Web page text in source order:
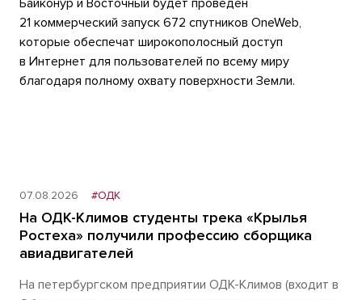
21 коммерческий запуск 672 спутников OneWeb,
которые обеспечат широкополосный доступ
в Интернет для пользователей по всему миру
благодаря полному охвату поверхности Земли.
07.08.2026 #ОДК
На ОДК-Климов студенты трека «Крылья
Ростеха» получили профессию сборщика
авиадвигателей
На петербургском предприятии ОДК-Климов (входит в